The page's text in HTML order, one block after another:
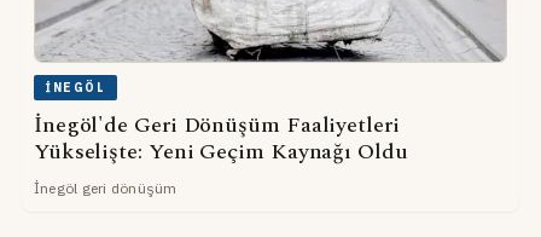
İNEGÖL
İnegöl'de Geri Dönüşüm Faaliyetleri
Yükselişte: Yeni Geçim Kaynağı Oldu
İnegöl geri dönüşüm